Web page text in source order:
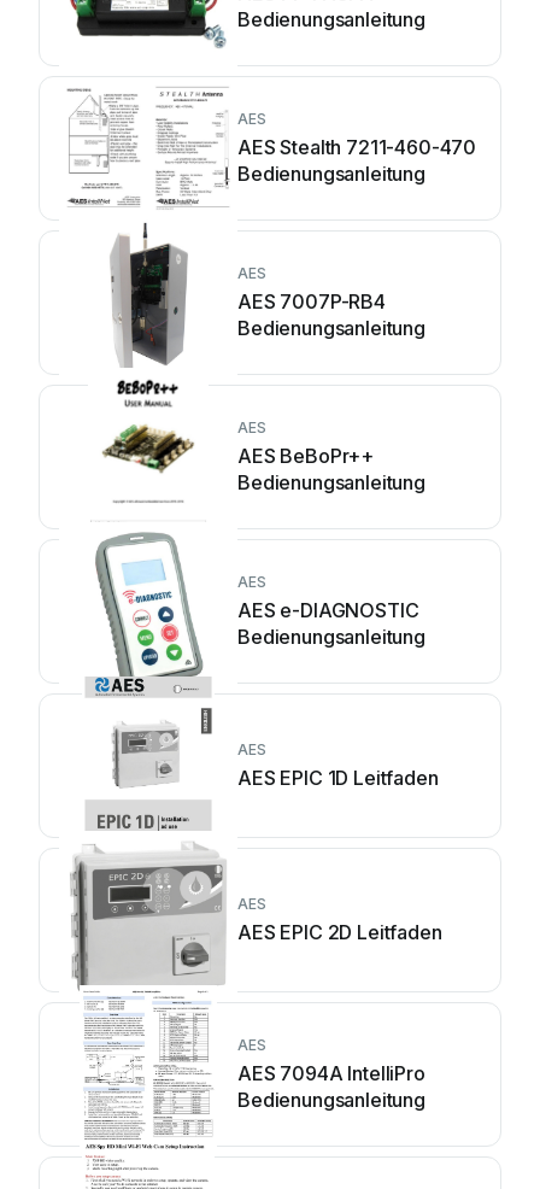
Bedienungsanleitung
AES
AES Stealth 7211-460-470
Bedienungsanleitung
AES
AES 7007P-RB4
Bedienungsanleitung
AES
AES BeBoPr++
Bedienungsanleitung
AES
AES e-DIAGNOSTIC
Bedienungsanleitung
AES
AES EPIC 1D Leitfaden
AES
AES EPIC 2D Leitfaden
AES
AES 7094A IntelliPro
Bedienungsanleitung